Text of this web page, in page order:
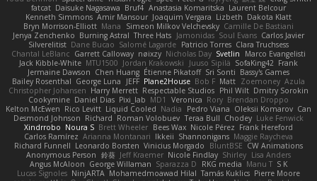
fatcat Daisuke Nagasawa Bruf4 Anastasia Komaritska Laurent Belcour
Kenneth Simmons Amir Mansour Joaquim Vergara Lizbeth Dakota Klatt
Bryn Morrison-Elliott Mana Simeon Milkov Velchevsky Camille De Bastiani
Jenya Zenchenko Burning Astral Three Hats Jamonidas Soul Evans Carlos Javier
Silverelitist Dane Bucao Salomé Lagarde Patricio Torres Clara Truchsess
Chantal LeBlanc Garrett Calloway nøixzy Nicholas Day Svetlin
Marco Evangelisti
Jack Kibble-White MTU1500 Jordan Krakowski Juuso Sipilä SofaKing42 Frank
Jermaine Dawson Chen Huang Étienne Pikatoff Sri Sonti Bassy's Games
Bailey Rosenthal George Luna JEFF Plane2House Bob F Matt Zoemoney Azula
Christopher Johansen Harry Merrett Respectable Studios Phil Wilt Dmitry Sorokin
Cookymine Daniel Dias Pixi_lab MD1 Veronica Rory Brendan Droppo
Kelton McEwen Rico Levitt Liquid Cooled Nadia Pedro Viana Oleksii Komarov Can
Desmond Johnson Richard Roman Volobuev Teraa Bull Chodey Luke Fenwick
Xindrrobo Noura S Brett Wheeler Bees Wax Nicole Pérez Frank Hereford
Carlos Ramírez Arianna Montanari Ikkeii Shannonigans Maggie Raycheva
Richard Funnell Leonardo Borsten Vinicius Morgado BluntBSE CW Animations
Anonymous Person 鈴葵 Jeff Kraemer Nicole Findlay Shirley Lisa Anders
Angus McAloon George Willaman Sparazza D RKG media Manu T S K
Lucas Signoles NinjARTA Mohamedmoawad Hilal Tamás Kuklics Pierre Moore